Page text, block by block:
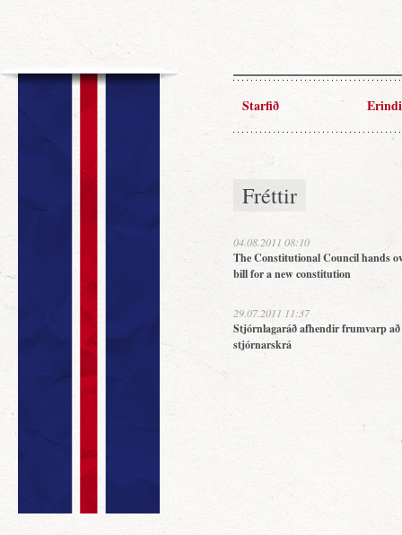
Starfið Erindi
Fréttir
04.08.2011 08:10
The Constitutional Council hands
bill for a new constitution
29.07.2011 11:37
Stjórnlagaráð afhendir frumvarp
stjórnarskrá